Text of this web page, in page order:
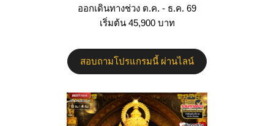
ออกเดินทางช่วง ต.ค. - ธ.ค. 69
เริ่มต้น 45,900 บาท
สอบถามโปรแกรมนี้ ผ่านไลน์